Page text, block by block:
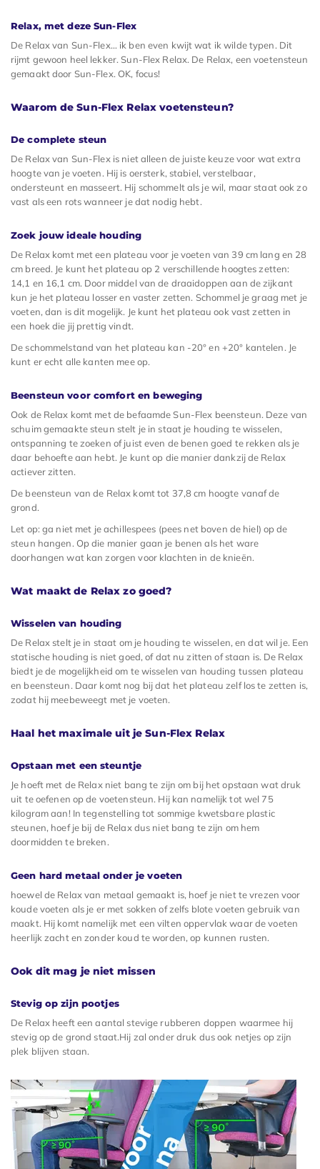
Relax, met deze Sun-Flex
De Relax van Sun-Flex… ik ben even kwijt wat ik wilde typen. Dit
rijmt gewoon heel lekker. Sun-Flex Relax. De Relax, een voetensteun
gemaakt door Sun-Flex. OK, focus!
Waarom de Sun-Flex Relax voetensteun?
De complete steun
De Relax van Sun-Flex is niet alleen de juiste keuze voor wat extra
hoogte van je voeten. Hij is oersterk, stabiel, verstelbaar,
ondersteunt en masseert. Hij schommelt als je wil, maar staat ook zo
vast als een rots wanneer je dat nodig hebt.
Zoek jouw ideale houding
De Relax komt met een plateau voor je voeten van 39 cm lang en 28
cm breed. Je kunt het plateau op 2 verschillende hoogtes zetten:
14,1 en 16,1 cm. Door middel van de draaidoppen aan de zijkant
kun je het plateau losser en vaster zetten. Schommel je graag met je
voeten, dan is dit mogelijk. Je kunt het plateau ook vast zetten in
een hoek die jij prettig vindt.
De schommelstand van het plateau kan -20° en +20° kantelen. Je
kunt er echt alle kanten mee op.
Beensteun voor comfort en beweging
Ook de Relax komt met de befaamde Sun-Flex beensteun. Deze van
schuim gemaakte steun stelt je in staat je houding te wisselen,
ontspanning te zoeken of juist even de benen goed te rekken als je
daar behoefte aan hebt. Je kunt op die manier dankzij de Relax
actiever zitten.
De beensteun van de Relax komt tot 37,8 cm hoogte vanaf de
grond.
Let op: ga niet met je achillespees (pees net boven de hiel) op de
steun hangen. Op die manier gaan je benen als het ware
doorhangen wat kan zorgen voor klachten in de knieën.
Wat maakt de Relax zo goed?
Wisselen van houding
De Relax stelt je in staat om je houding te wisselen, en dat wil je. Een
statische houding is niet goed, of dat nu zitten of staan is. De Relax
biedt je de mogelijkheid om te wisselen van houding tussen plateau
en beensteun. Daar komt nog bij dat het plateau zelf los te zetten is,
zodat hij meebeweegt met je voeten.
Haal het maximale uit je Sun-Flex Relax
Opstaan met een steuntje
Je hoeft met de Relax niet bang te zijn om bij het opstaan wat druk
uit te oefenen op de voetensteun. Hij kan namelijk tot wel 75
kilogram aan! In tegenstelling tot sommige kwetsbare plastic
steunen, hoef je bij de Relax dus niet bang te zijn om hem
doormidden te breken.
Geen hard metaal onder je voeten
hoewel de Relax van metaal gemaakt is, hoef je niet te vrezen voor
koude voeten als je er met sokken of zelfs blote voeten gebruik van
maakt. Hij komt namelijk met een vilten oppervlak waar de voeten
heerlijk zacht en zonder koud te worden, op kunnen rusten.
Ook dit mag je niet missen
Stevig op zijn pootjes
De Relax heeft een aantal stevige rubberen doppen waarmee hij
stevig op de grond staat.Hij zal onder druk dus ook netjes op zijn
plek blijven staan.